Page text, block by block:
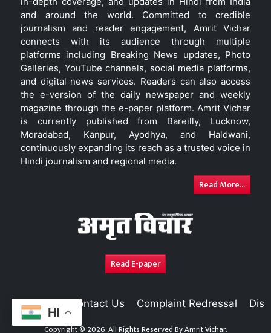
HI
and around the world. Committed to credible
journalism and reader engagement, Amrit Vichar
connects with its audience through multiple
platforms including Breaking News updates, Photo
Galleries, YouTube channels, social media platforms,
and digital news services. Readers can also access
the e-version of the daily newspaper and weekly
magazine through the e-paper platform. Amrit Vichar
is currently published from Bareilly, Lucknow,
Moradabad, Kanpur, Ayodhya, and Haldwani,
continuously expanding its reach as a trusted voice in
Hindi journalism and regional media.
Read More...
Read E-paper
About Us Contact Us Complaint Redressal
Copyright © 2026. All Rights Reserved ByAmrit Vichar.